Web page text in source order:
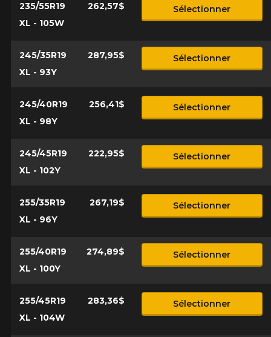
235/55R19
XL - 105W
262,57$ Sélectionner
245/35R19
XL - 93Y
287,95$ Sélectionner
245/40R19
XL - 98Y
256,41$ Sélectionner
245/45R19
XL - 102Y
222,95$ Sélectionner
255/35R19
XL - 96Y
267,19$ Sélectionner
255/40R19
XL - 100Y
274,89$ Sélectionner
255/45R19
XL - 104W
283,36$ Sélectionner